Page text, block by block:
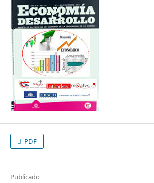
PDF
Publicado